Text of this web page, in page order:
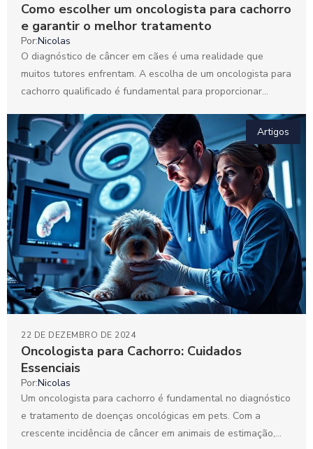
Como escolher um oncologista para cachorro
e garantir o melhor tratamento
Por:Nicolas
O diagnóstico de câncer em cães é uma realidade que
muitos tutores enfrentam. A escolha de um oncologista para
cachorro qualificado é fundamental para proporcionar...
Artigos
Oncologista para Cachorro: Cuidados
Essenciais
22 DE DEZEMBRO DE 2024
Por:Nicolas
Um oncologista para cachorro é fundamental no diagnóstico
e tratamento de doenças oncológicas em pets. Com a
crescente incidência de câncer em animais de estimação,...